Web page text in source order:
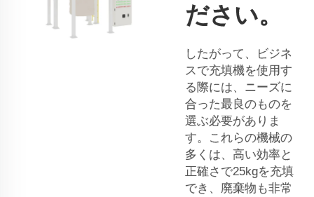
ださい。
したがって、ビジネ
スで充填機を使用す
る際には、ニーズに
合った最良のものを
選ぶ必要がありま
す。これらの機械の
多くは、高い効率と
正確さで25kgを充填
でき、廃棄物も非常